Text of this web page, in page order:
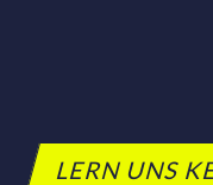
LERN UNS